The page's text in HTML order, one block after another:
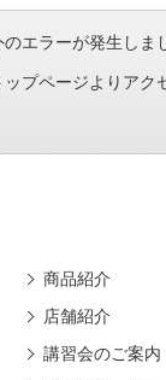
エラーが発生し
プページよりアク
商品紹介
店舗紹介
講習会のご案内